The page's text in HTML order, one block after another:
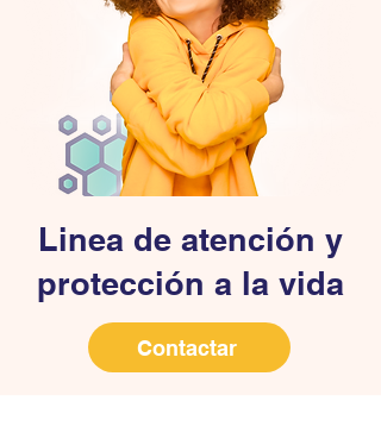
Linea de atención y
protección a la vida
Contactar